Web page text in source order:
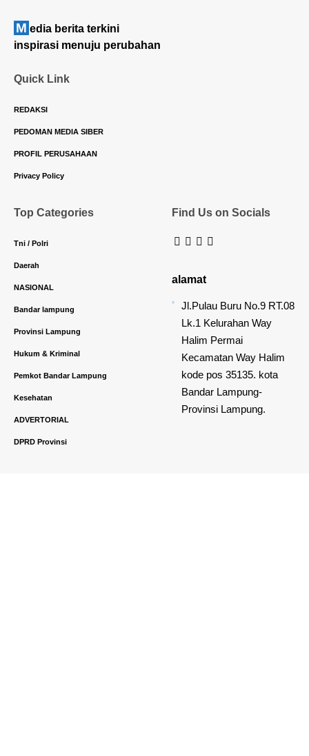
M edia berita terkini
inspirasi menuju perubahan
Quick Link
REDAKSI
PEDOMAN MEDIA SIBER
PROFIL PERUSAHAAN
Privacy Policy
Top Categories
Tni / Polri
Daerah
NASIONAL
Bandar lampung
Provinsi Lampung
Hukum & Kriminal
Pemkot Bandar Lampung
Kesehatan
ADVERTORIAL
DPRD Provinsi
Find Us on Socials
alamat
Jl.Pulau Buru No.9 RT.08
Lk.1 Kelurahan Way
Halim Permai
Kecamatan Way Halim
kode pos 35135. kota
Bandar Lampung-
Provinsi Lampung.